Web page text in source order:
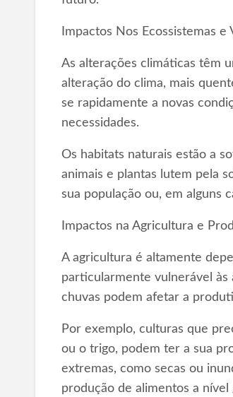
Impactos Nos Ecossistemas e
As alterações climáticas têm
alteração do clima, mais
se rapidamente a novas
necessidades.
Os habitats naturais estão a
animais e plantas lutem pela
sua população ou, em alguns
Impactos na Agricultura e
A agricultura é altamente
particularmente vulnerável às
chuvas podem afetar a
Por exemplo, culturas que
ou o trigo, podem ter a sua
extremas, como secas ou
produção de alimentos a nível